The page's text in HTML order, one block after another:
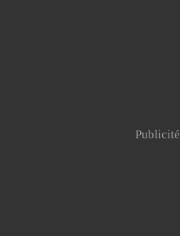
Publicité